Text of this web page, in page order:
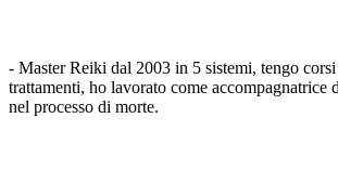
- Master Reiki dal 2003 in 5 sistemi, tengo
trattamenti, ho lavorato come accompagnatrice
nel processo di morte.